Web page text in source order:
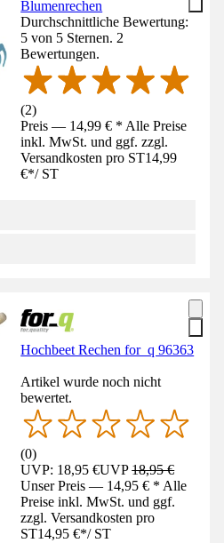
Blumenrechen
Durchschnittliche Bewertung:
5 von 5 Sternen. 2
Bewertungen.
(2)
Preis — 14,99 € * Alle Preise
inkl. MwSt. und ggf. zzgl.
Versandkosten pro ST14,99
€*/ ST
Hochbeet Rechen for_q 96363
Artikel wurde noch nicht
bewertet.
(0)
UVP: 18,95 €UVP18,95 €
Unser Preis — 14,95 € * Alle
Preise inkl. MwSt. und ggf.
zzgl. Versandkosten pro
ST14,95 €*/ ST